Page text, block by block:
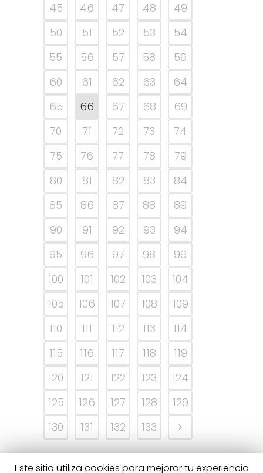
45
46 47 48
49
50
51 52 53
54
55
56 57 58
59
60
61 62 63
64
65
66 67 68
69
70
71 72 73
74
75
76 77 78
79
80
81 82 83
84
85
86 87 88
89
90
91 92 93
94
95
96 97 98
99
100
101 102 103
104
105
106 107 108
109
110
111 112 113
114
115
116 117 118
119
120
121 122 123
124
125
126 127 128
129
130
131 132 133
Este sitio utiliza cookies para mejorar tu experiencia